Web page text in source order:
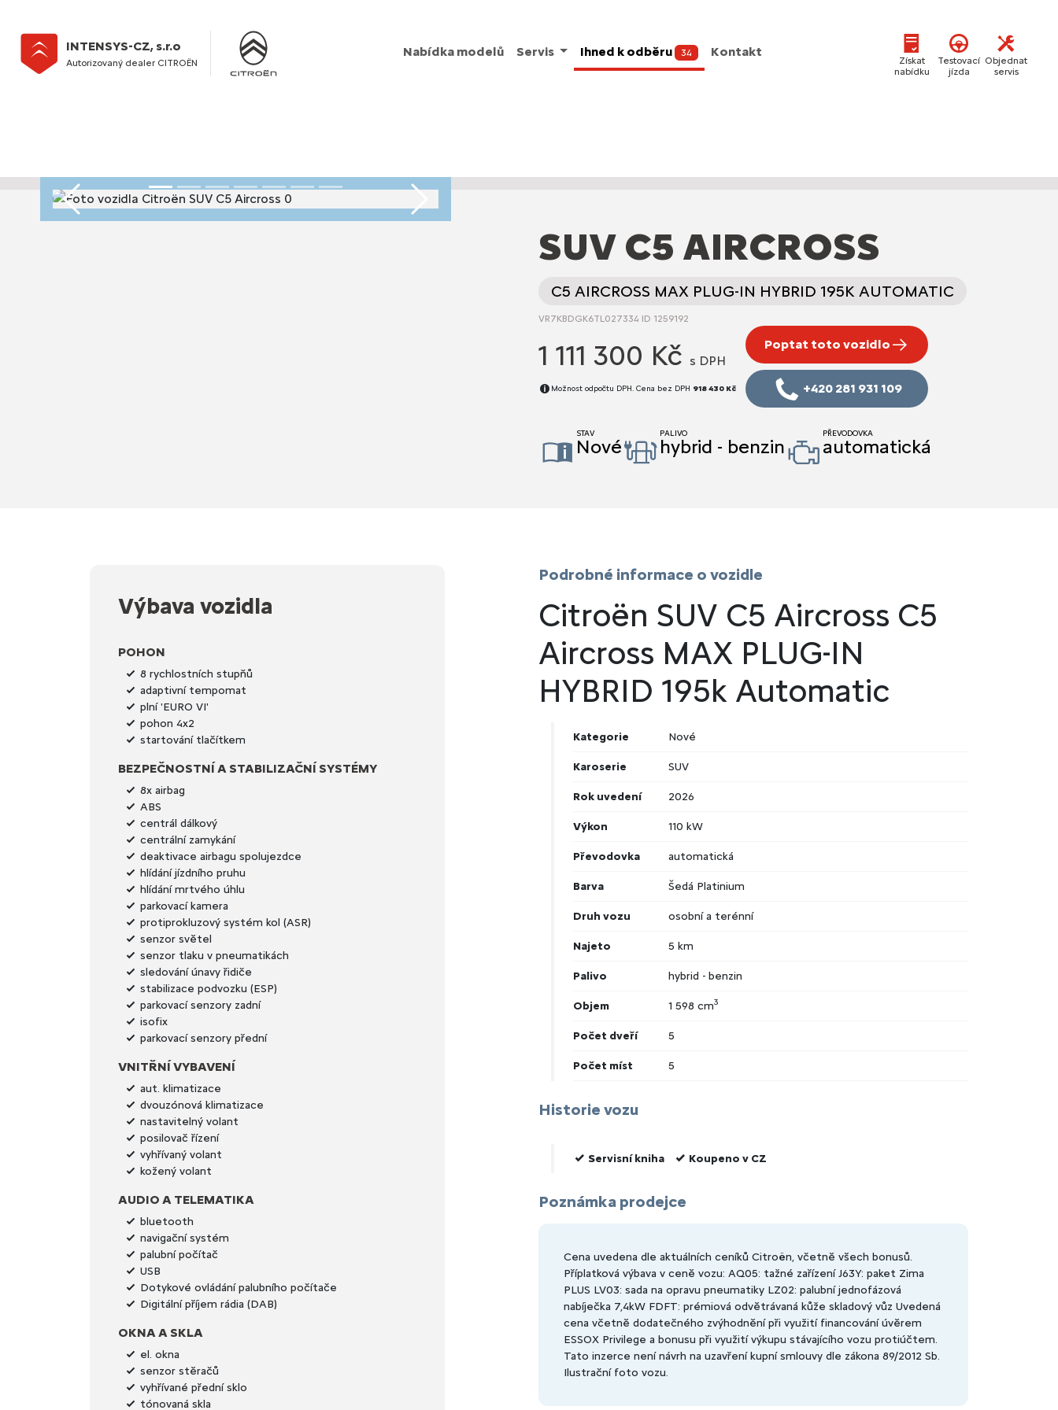
INTENSYS-CZ, s.r.o
Autorizovaný dealer CITROËN
Nabídka modelů Servis Ihned k odběru 34 Kontakt
Získat
nabídku
Testovací
jízda
Objednat
servis
Předchozí Následující
SUV C5 AIRCROSS
C5 AIRCROSS MAX PLUG-IN HYBRID 195K AUTOMATIC
VR7KBDGK6TL027334 ID 1259192
1 111 300 Kč s DPH
Možnost odpočtu DPH. Cena bez DPH 918 430 Kč
Poptat toto vozidlo
+420 281 931 109
STAV
Nové
PALIVO
hybrid - benzin
PŘEVODOVKA
automatická
Výbava vozidla
POHON
8 rychlostních stupňů
adaptivní tempomat
plní 'EURO VI'
pohon 4x2
startování tlačítkem
BEZPEČNOSTNÍ A STABILIZAČNÍ SYSTÉMY
8x airbag
ABS
centrál dálkový
centrální zamykání
deaktivace airbagu spolujezdce
hlídání jízdního pruhu
hlídání mrtvého úhlu
parkovací kamera
protiprokluzový systém kol (ASR)
senzor světel
senzor tlaku v pneumatikách
sledování únavy řidiče
stabilizace podvozku (ESP)
parkovací senzory zadní
isofix
parkovací senzory přední
VNITŘNÍ VYBAVENÍ
aut. klimatizace
dvouzónová klimatizace
nastavitelný volant
posilovač řízení
vyhřívaný volant
kožený volant
AUDIO A TELEMATIKA
bluetooth
navigační systém
palubní počítač
USB
Dotykové ovládání palubního počítače
Digitální příjem rádia (DAB)
OKNA A SKLA
el. okna
senzor stěračů
vyhřívané přední sklo
tónovaná skla
Podrobné informace o vozidle
Citroën SUV C5 Aircross C5
Aircross MAX PLUG-IN
HYBRID 195k Automatic
Kategorie Nové
Karoserie SUV
Rok uvedení 2026
Výkon 110 kW
Převodovka automatická
Barva Šedá Platinium
Druh vozu osobní a terénní
Najeto 5 km
Palivo hybrid - benzin
Objem 1 598 cm3
Počet dveří 5
Počet míst 5
Historie vozu
Servisní kniha Koupeno v CZ
Poznámka prodejce
Cena uvedena dle aktuálních ceníků Citroën, včetně všech bonusů.
Příplatková výbava v ceně vozu: AQ05: tažné zařízení J63Y: paket Zima
PLUS LV03: sada na opravu pneumatiky LZ02: palubní jednofázová
nabíječka 7,4kW FDFT: prémiová odvětrávaná kůže skladový vůz Uvedená
cena včetně dodatečného zvýhodnění při využití financování úvěrem
ESSOX Privilege a bonusu při využití výkupu stávajícího vozu protiúčtem.
Tato inzerce není návrh na uzavření kupní smlouvy dle zákona 89/2012 Sb.
Ilustrační foto vozu.